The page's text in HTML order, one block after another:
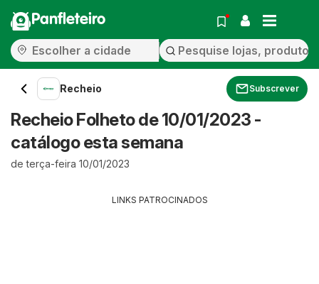
Panfleteiro
Recheio Subscrever
Recheio Folheto de 10/01/2023 -
catálogo esta semana
de terça-feira 10/01/2023
LINKS PATROCINADOS